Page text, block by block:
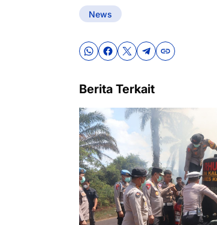
News
Berita Terkait